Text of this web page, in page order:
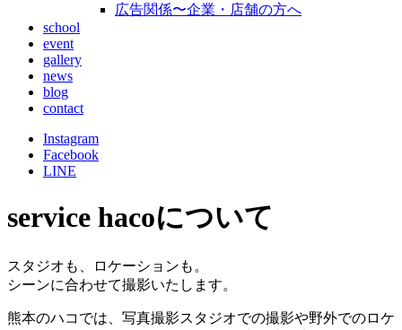
広告関係〜企業・店舗の方へ
school
event
gallery
news
blog
contact
Instagram
Facebook
LINE
service hacoについて
スタジオも、ロケーションも。
シーンに合わせて撮影いたします。
熊本のハコでは、写真撮影スタジオでの撮影や野外でのロケ